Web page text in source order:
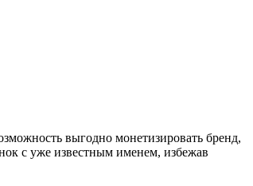
выгодно монетизировать бренд,
с уже известным именем, избежав